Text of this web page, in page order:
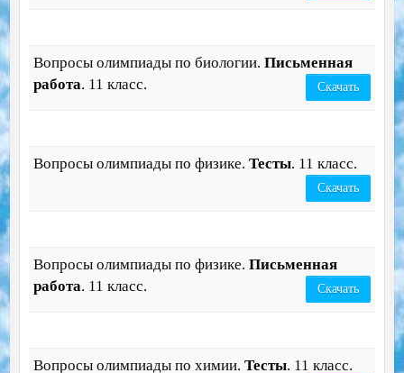
Вопросы олимпиады по биологии. Письменная
работа. 11 класс. Скачать
Вопросы олимпиады по физике. Тесты. 11 класс.
Скачать
Вопросы олимпиады по физике. Письменная
работа. 11 класс. Скачать
Вопросы олимпиады по химии. Тесты. 11 класс.